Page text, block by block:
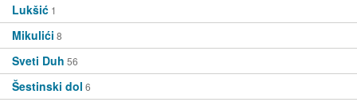
Lukšić 1
Mikulići 8
Sveti Duh 56
Šestinski dol 6